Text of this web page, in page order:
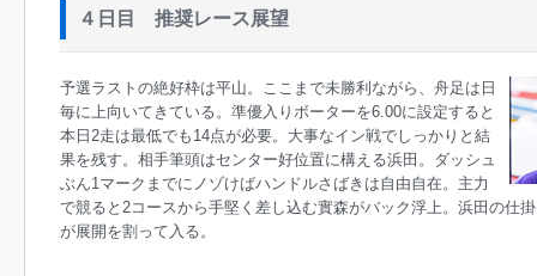
４日目 推奨レース展望
予選ラストの絶好枠は平山。ここまで未勝利ながら、舟足は日
毎に上向いてきている。準優入りボーターを6.00に設定すると
本日2走は最低でも14点が必要。大事なイン戦でしっかりと結
果を残す。相手筆頭はセンター好位置に構える浜田。ダッシュ
ぶん1マークまでにノゾけばハンドルさばきは自由自在。主力
で競ると2コースから手堅く差し込む實森がバック浮上。浜田の仕
が展開を割って入る。